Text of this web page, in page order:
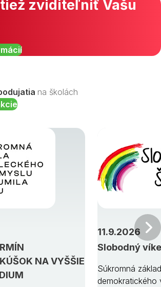
odbory »
zviditeľniť Vašu
na školách
NA VYŠŠIE
Slobodný
11.9.2026
Súkromná
demokratického